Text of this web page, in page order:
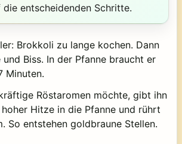
die entscheidenden Schritte.
Brokkoli zu lange kochen. Dann
Biss. In der Pfanne braucht er
Minuten.
Röstaromen möchte, gibt ihn
Hitze in die Pfanne und rührt
So entstehen goldbraune Stellen.